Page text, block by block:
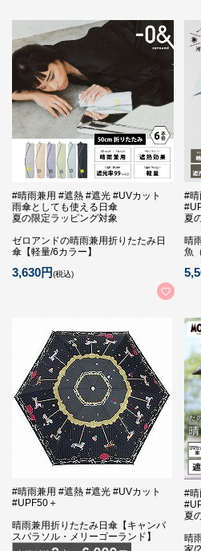
#晴雨兼用 #遮熱 #遮光 #UVカット
雨傘としても使える日傘
夏の限定ラッピング対象
ゼロアンドの晴雨兼用折りたたみ日
傘【軽量/6カラー】
3,630円(税込)
#
夏
晴
魚
#晴雨兼用 #遮熱 #遮光 #UVカット
#UPF50＋
晴雨兼用折りたたみ日傘【キャンバ
スパラソル・メリーゴーランド】
#
夏
晴